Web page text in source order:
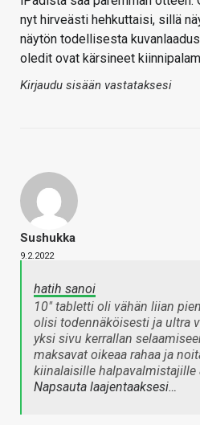
nyt hirveästi hehkuttaisi, sillä
näytön todellisesta
oledit ovat kärsineet
Kirjaudu sisään vastataksesi
Sushukka
9.2.2022
hatih sanoi
10" tabletti oli vähän liian
olisi todennäköisesti ja ultra
yksi sivu kerrallan
maksavat oikeaa rahaa ja
kiinalaisille halpavalmistajille
Napsauta laajentaaksesi…